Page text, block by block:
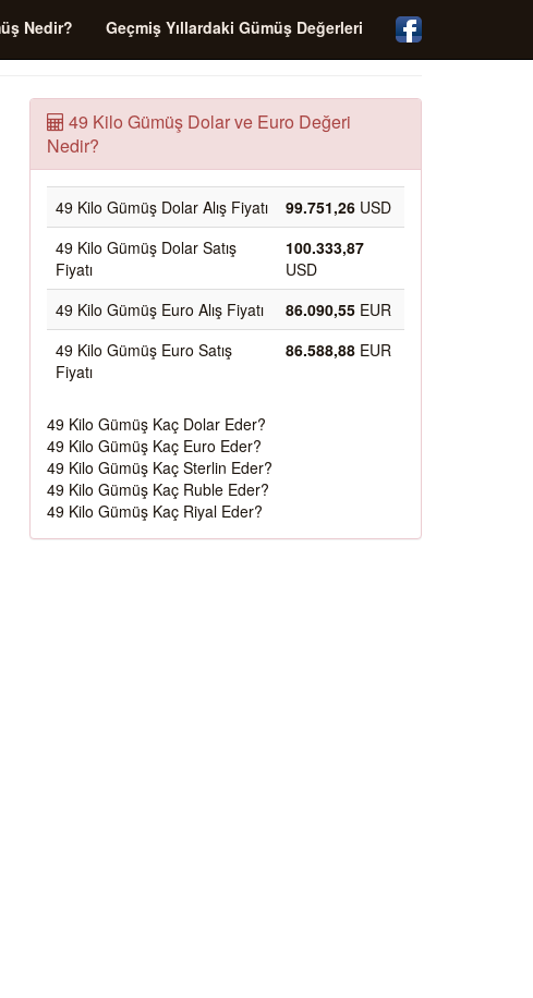
Nedir? Geçmiş Yıllardaki Gümüş Değerleri
49 Kilo Gümüş Dolar ve Euro Değeri
Nedir?
49 Kilo Gümüş Dolar Alış Fiyatı 99.751,26 USD
49 Kilo Gümüş Dolar Satış
Fiyatı
100.333,87
USD
49 Kilo Gümüş Euro Alış Fiyatı
86.090,55 EUR
49 Kilo Gümüş Euro Satış
Fiyatı
86.588,88 EUR
49 Kilo Gümüş Kaç Dolar Eder?
49 Kilo Gümüş Kaç Euro Eder?
49 Kilo Gümüş Kaç Sterlin Eder?
49 Kilo Gümüş Kaç Ruble Eder?
49 Kilo Gümüş Kaç Riyal Eder?